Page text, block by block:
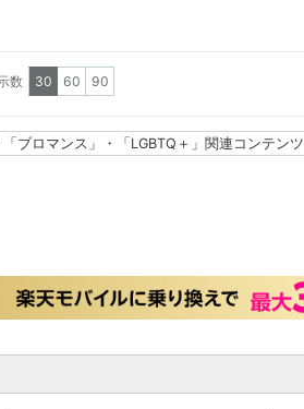
数 30 60 90
「ブロマンス」・「LGBTQ＋」関連コンテンツ